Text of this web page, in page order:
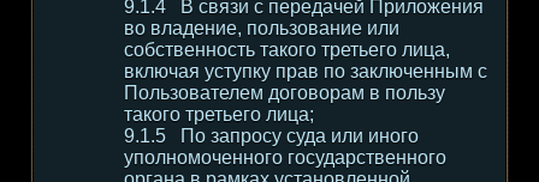
В связи с передачей Приложения
во владение, пользование или
собственность такого третьего лица,
включая уступку прав по заключенным с
Пользователем договорам в пользу
такого третьего лица;
По запросу суда или иного
уполномоченного государственного